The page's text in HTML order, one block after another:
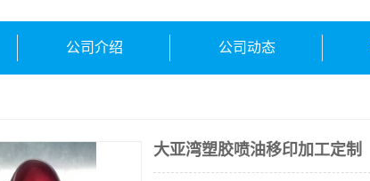
公司介绍 公司动态
大亚湾塑胶喷油移印加工定制